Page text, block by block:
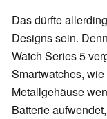
Das dürfte
Designs sein.
Watch Series 5
Smartwatches, wie
Metallgehäuse
Batterie